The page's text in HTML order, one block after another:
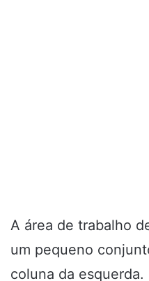
A área de trabalho
um pequeno
coluna da esquerda.